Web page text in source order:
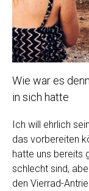
Wie war es
in sich hatte
Ich will ehrlich
das vorbereiten
hatte uns bereits
schlecht sind,
den Vierrad-